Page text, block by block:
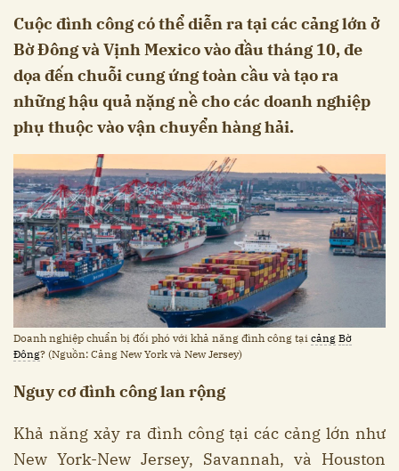
Cuộc đình công có thể diễn ra tại các cảng lớn ở
Bờ Đông và Vịnh Mexico vào đầu tháng 10, đe
dọa đến chuỗi cung ứng toàn cầu và tạo ra
những hậu quả nặng nề cho các doanh nghiệp
phụ thuộc vào vận chuyển hàng hải.
Doanh nghiệp chuẩn bị đối phó với khả năng đình công tại cảng Bờ
Đông? (Nguồn: Cảng New York và New Jersey)
Nguy cơ đình công lan rộng
Khả năng xảy ra đình công tại các cảng lớn như
New York-New Jersey, Savannah, và Houston